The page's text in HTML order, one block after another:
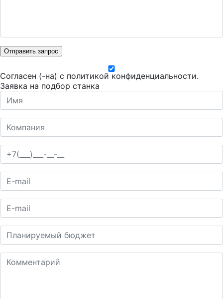
Отправить запрос
Согласен (-на) с политикой конфиденциальности.
Заявка на подбор станка